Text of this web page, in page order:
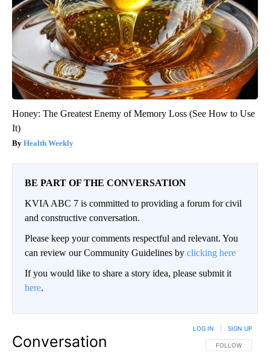
Honey: The Greatest Enemy of Memory Loss (See How to Use
It)
Health Weekly
BE PART OF THE CONVERSATION
KVIA ABC 7 is committed to providing a forum for civil
and constructive conversation.
Please keep your comments respectful and relevant. You
can review our Community Guidelines by clicking here
If you would like to share a story idea, please submit it
here.
Conversation FOLLOW THIS
FOLLOW
LOG IN SIGN UP